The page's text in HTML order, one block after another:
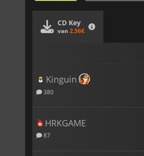
CD Key
van 2.56€
Kinguin
380
HRKGAME
87